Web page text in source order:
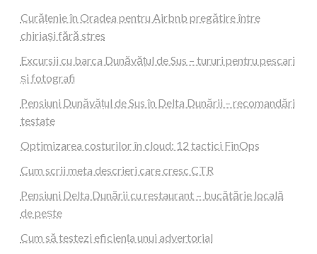
Curățenie în Oradea pentru Airbnb pregătire între
chiriași fără stres
Excursii cu barca Dunăvățul de Sus – tururi pentru pescari
și fotografi
Pensiuni Dunăvățul de Sus în Delta Dunării – recomandări
testate
Optimizarea costurilor în cloud: 12 tactici FinOps
Cum scrii meta descrieri care cresc CTR
Pensiuni Delta Dunării cu restaurant – bucătărie locală
de pește
Cum să testezi eficiența unui advertorial